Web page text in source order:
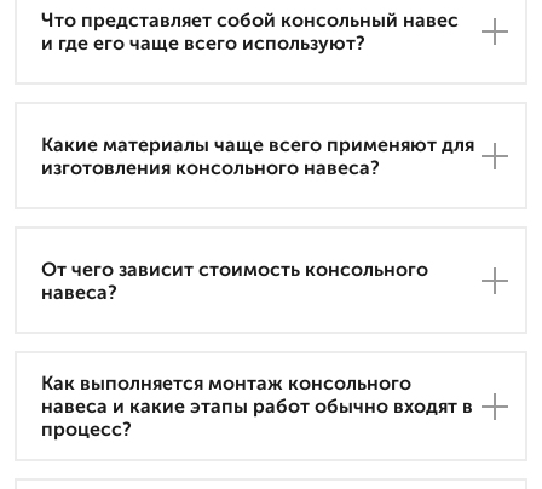
Что представляет собой консольный навес
и где его чаще всего используют?
Какие материалы чаще всего применяют для
изготовления консольного навеса?
От чего зависит стоимость консольного
навеса?
Как выполняется монтаж консольного
навеса и какие этапы работ обычно входят в
процесс?